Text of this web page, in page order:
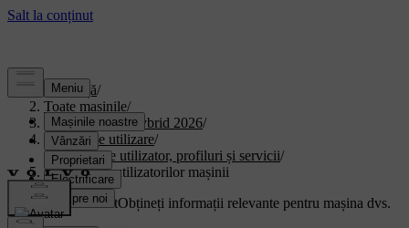
Asistență/
Toate mașinile/
XC90 Plug-in Hybrid 2026/
Manual de utilizare/
Conturi de utilizator, profiluri și servicii/
Profiluri ale utilizatorilor mașinii
Suport personalizatObțineți informații relevante pentru mașina dvs.